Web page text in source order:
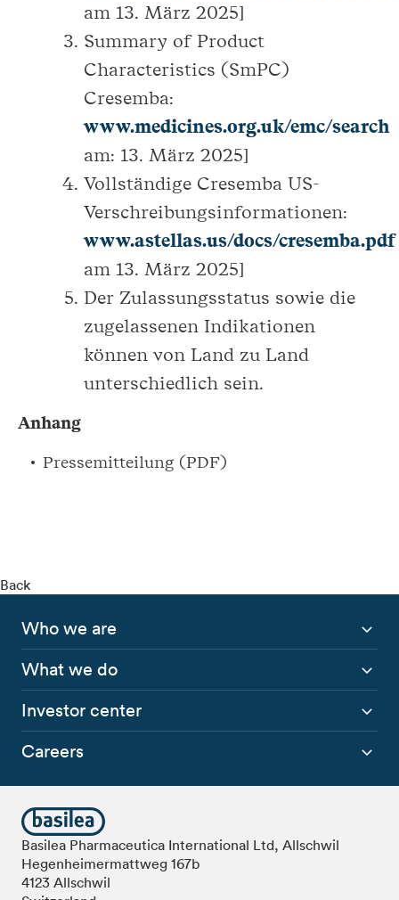
am 13. März 2025]
Summary of Product
Characteristics (SmPC)
Cresemba:
www.medicines.org.uk/emc/search
am: 13. März 2025]
Vollständige Cresemba US-
Verschreibungsinformationen:
www.astellas.us/docs/
am 13. März 2025]
Der Zulassungsstatus sowie die
zugelassenen Indikationen
können von Land zu Land
unterschiedlich sein.
Anhang
Pressemitteilung (PDF)
Back
Who we are
What we do
Investor center
Careers
Basilea Pharmaceutica International Ltd, Allschwil
Hegenheimermattweg 167b
4123 Allschwil